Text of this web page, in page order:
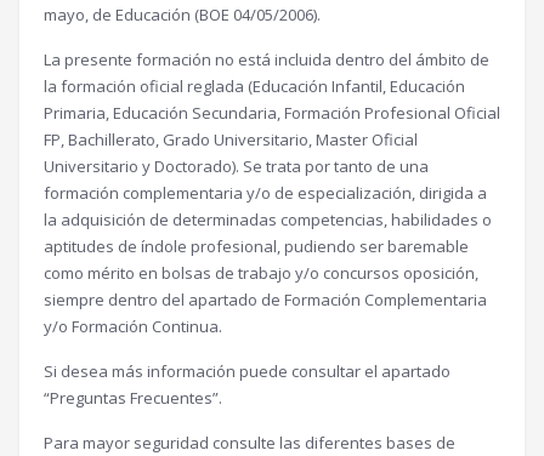
mayo, de Educación (BOE 04/05/2006).
La presente formación no está incluida dentro del ámbito de
la formación oficial reglada (Educación Infantil, Educación
Primaria, Educación Secundaria, Formación Profesional Oficial
FP, Bachillerato, Grado Universitario, Master Oficial
Universitario y Doctorado). Se trata por tanto de una
formación complementaria y/o de especialización, dirigida a
la adquisición de determinadas competencias, habilidades o
aptitudes de índole profesional, pudiendo ser baremable
como mérito en bolsas de trabajo y/o concursos oposición,
siempre dentro del apartado de Formación Complementaria
y/o Formación Continua.
Si desea más información puede consultar el apartado
“Preguntas Frecuentes”.
Para mayor seguridad consulte las diferentes bases de